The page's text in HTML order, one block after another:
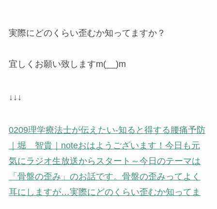
実際にどのくらい歪むか知ってますか？
宜しくお願い致しますm(__)m
↓↓↓
0209理学療法士が伝えたい-知ると得する腰痛予防
｜堀 智貴｜noteおはようございます！今日も元
気にラジオ生放送からスタート～今日のテーマは
「骨盤の歪み」のお話です。骨盤の歪みってよく
耳にしますが…実際にどのくらい歪むか知ってま